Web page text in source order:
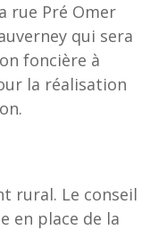
rue Pré Omer
qui sera
foncière à
la réalisation
rural. Le conseil
en place de la